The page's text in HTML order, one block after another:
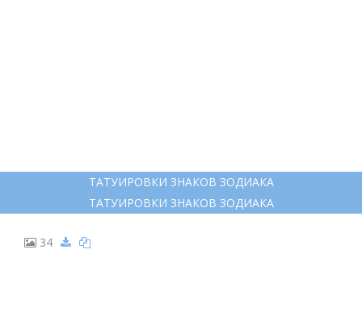
ТАТУИРОВКИ ЗНАКОВ ЗОДИАКА
ТАТУИРОВКИ ЗНАКОВ ЗОДИАКА
34